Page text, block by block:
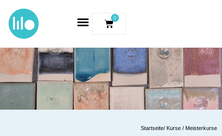
0
Startseite/ Kurse / Meisterkurse